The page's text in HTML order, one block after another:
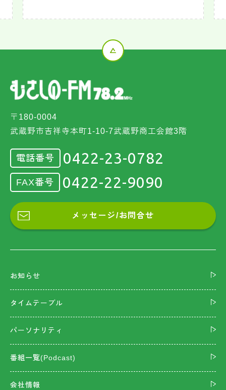
〒180-0004
武蔵野市吉祥寺本町1-10-7武蔵野商工会館3階
電話番号 0422-23-0782
FAX番号 0422-22-9090
メッセージ/お問合せ
お知らせ
タイムテーブル
パーソナリティ
番組一覧(Podcast)
会社情報